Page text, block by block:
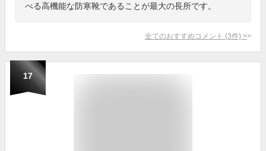
べる高機能な防寒靴であることが最大の長所です。
全てのおすすめコメント (3件) >
17